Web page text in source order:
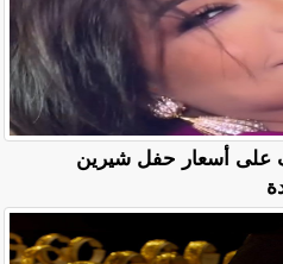
تعرف على أسعار حفل شيرين